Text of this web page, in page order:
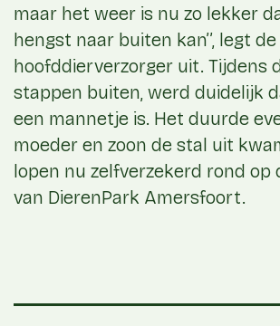
maar het weer is nu zo lekker
hengst naar buiten kan’’, legt de
hoofddierverzorger uit. Tijdens
stappen buiten, werd duidelijk
een mannetje is. Het duurde
moeder en zoon de stal uit
lopen nu zelfverzekerd rond op
van DierenPark Amersfoort.